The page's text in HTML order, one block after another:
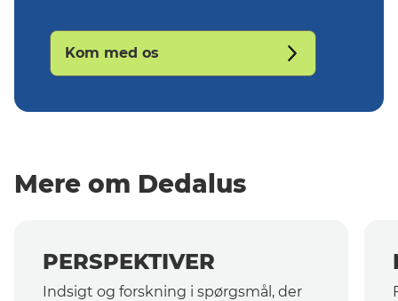
Kom med os
Mere om Dedalus
PERSPEKTIVER
Indsigt og forskning i spørgsmål, der